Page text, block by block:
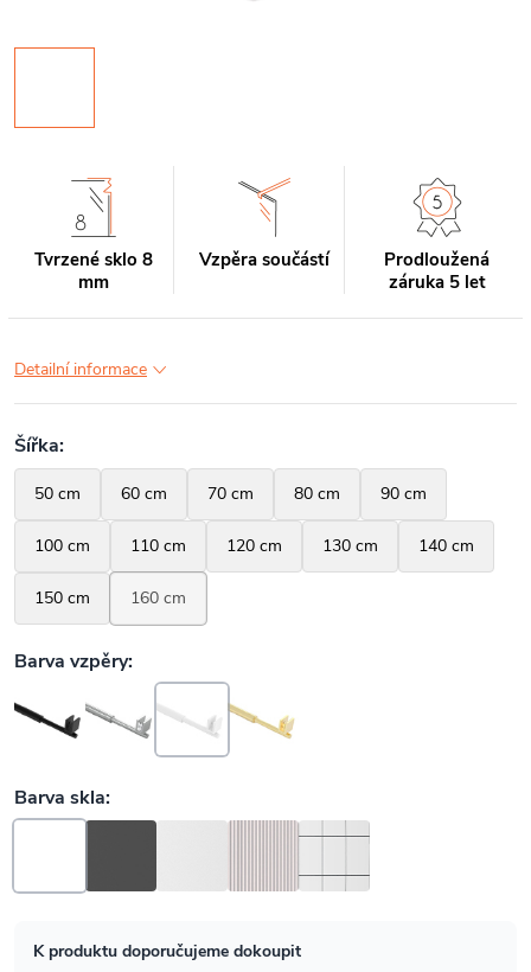
Tvrzené sklo 8
mm
Vzpěra součástí
Prodloužená
záruka 5 let
Detailní informace